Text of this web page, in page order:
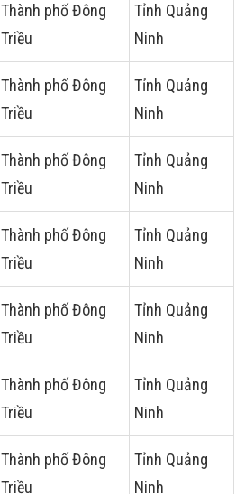
Thành phố Đông
Triều
Tỉnh Quảng
Ninh
Thành phố Đông
Triều
Tỉnh Quảng
Ninh
Thành phố Đông
Triều
Tỉnh Quảng
Ninh
Thành phố Đông
Triều
Tỉnh Quảng
Ninh
Thành phố Đông
Triều
Tỉnh Quảng
Ninh
Thành phố Đông
Triều
Tỉnh Quảng
Ninh
Thành phố Đông
Triều
Tỉnh Quảng
Ninh